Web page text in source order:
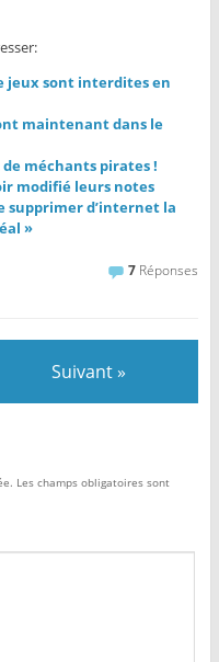
jeux sont interdites en
maintenant dans le
méchants pirates !
modifié leurs notes
supprimer d’internet la
»
7 Réponses
Suivant »
Les champs obligatoires sont